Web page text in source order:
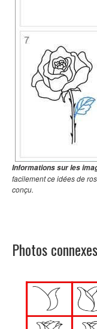
Informations sur les
facilement ce idées de
conçu.
Photos